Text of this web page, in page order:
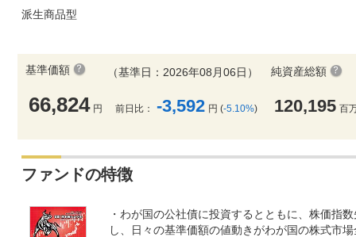
派生商品型
基準価額
66,824 円
（基準日：2026年08月06日）
前日比： -3,592 円 (-5.10%)
純資産総額
120,195 百
ファンドの特徴
・わが国の公社債に投資するとともに、株価指
し、日々の基準価額の値動きがわが国の株式市